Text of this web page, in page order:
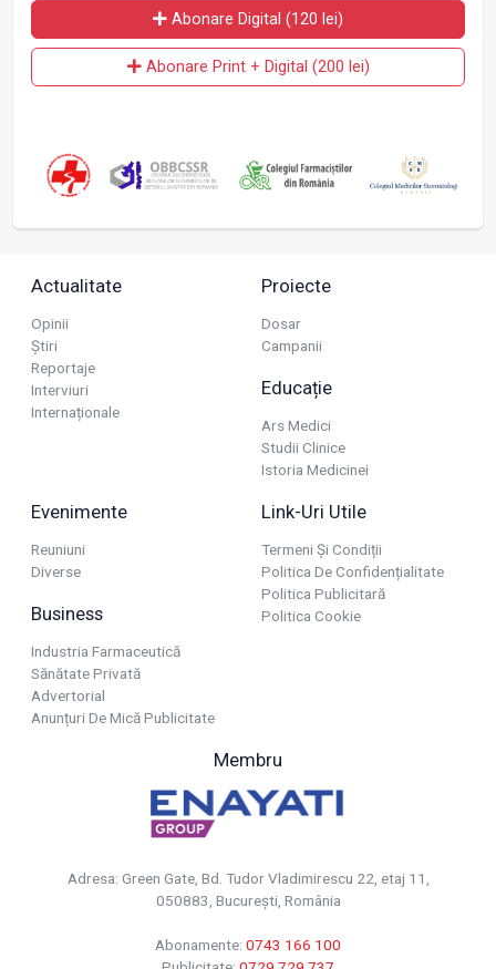
Abonare Digital (120 lei)
Abonare Print + Digital (200 lei)
Actualitate
Opinii
Știri
Reportaje
Interviuri
Internaționale
Proiecte
Dosar
Campanii
Educație
Ars Medici
Studii Clinice
Istoria Medicinei
Evenimente
Reuniuni
Diverse
Business
Industria Farmaceutică
Sănătate Privată
Advertorial
Anunțuri De Mică Publicitate
Link-Uri Utile
Termeni Și Condiții
Politica De Confidențialitate
Politica Publicitară
Politica Cookie
Membru
Adresa: Green Gate, Bd. Tudor Vladimirescu 22, etaj 11,
050883, Bucureşti, România
Abonamente: 0743 166 100